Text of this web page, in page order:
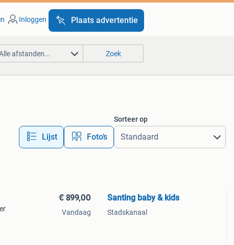
Inloggen Plaats advertentie
afstanden… Zoek
Lijst Foto’s
Sorteer op
€ 899,00
Vandaag
Santing baby & kids
Stadskanaal